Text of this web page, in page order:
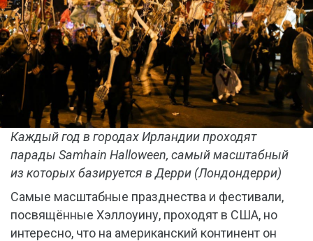
Каждый год в городах Ирландии проходят
парады Samhain Halloween, самый масштабный
из которых базируется в Дерри (Лондондерри)
Самые масштабные празднества и фестивали,
посвящённые Хэллоуину, проходят в США, но
интересно, что на американский континент он